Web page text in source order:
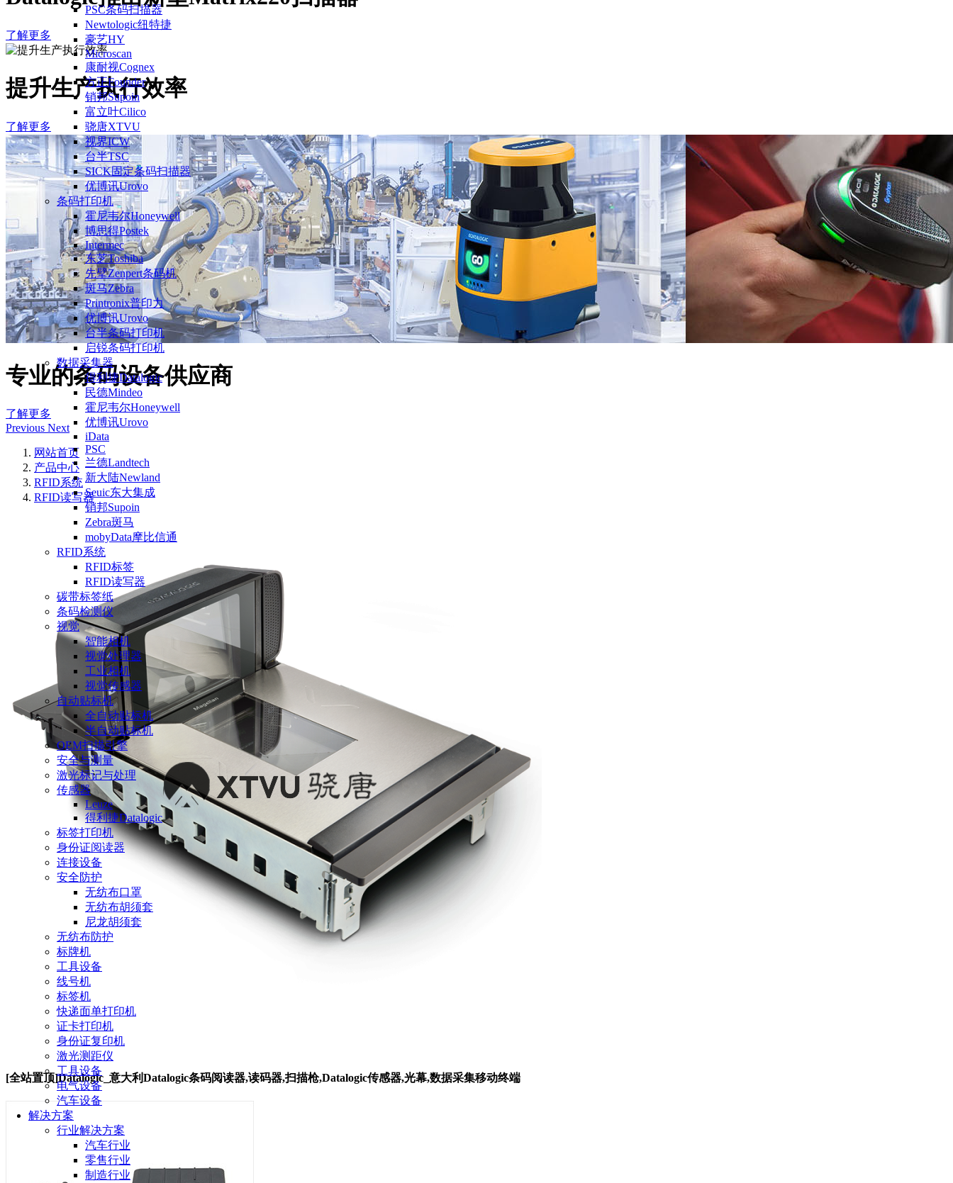
PSC条码扫描器
Newtologic纽特捷
豪艺HY
Microscan
康耐视Cognex
方正Founder
销邦Supoin
富立叶Cilico
骁唐XTVU
视界ICW
台半TSC
SICK固定条码扫描器
优博讯Urovo
条码打印机
霍尼韦尔Honeywell
博思得Postek
Intermec
东芝Toshiba
先擘Zenpert条码机
斑马Zebra
Printronix普印力
优博讯Urovo
台半条码打印机
启锐条码打印机
数据采集器
得利捷Datalogic
民德Mindeo
霍尼韦尔Honeywell
优博讯Urovo
iData
PSC
兰德Landtech
新大陆Newland
Seuic东大集成
销邦Supoin
Zebra斑马
mobyData摩比信通
RFID系统
RFID标签
RFID读写器
碳带标签纸
条码检测仪
视觉
智能相机
视觉处理器
工业相机
视觉传感器
自动贴标机
全自动贴标机
半自动贴标机
OEM扫描引擎
安全与测量
激光标记与处理
传感器
Leuze
得利捷Datalogic
标签打印机
身份证阅读器
连接设备
安全防护
无纺布口罩
无纺布胡须套
尼龙胡须套
无纺布防护
标牌机
工具设备
线号机
标签机
快递面单打印机
证卡打印机
身份证复印机
激光测距仪
工具设备
电气设备
汽车设备
解决方案
行业解决方案
汽车行业
零售行业
制造行业
了解更多
提升生产执行效率
了解更多
专业的条码设备供应商
了解更多
Previous Next
网站首页
产品中心
RFID系统
RFID读写器
[全站置顶]Datalogic_意大利Datalogic条码阅读器,读码器,扫描枪,Datalogic传感器,光幕,数据采集移动终端